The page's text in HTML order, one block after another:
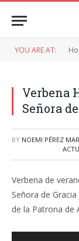
YOU ARE AT:
Verbena
Señora
BY NOEMI PÉREZ
Verbena de
Señora de
de la Patrona de